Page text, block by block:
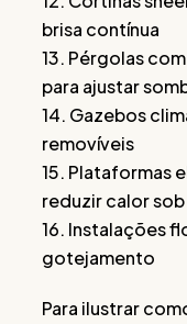
brisa contínua
13. Pérgolas
para ajustar
14. Gazebos
removíveis
15. Plataformas
reduzir calor
16. Instalações
gotejamento
Para ilustrar